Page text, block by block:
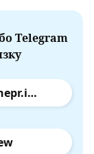
Telegram
facebook.com/novosti.dnepr.info